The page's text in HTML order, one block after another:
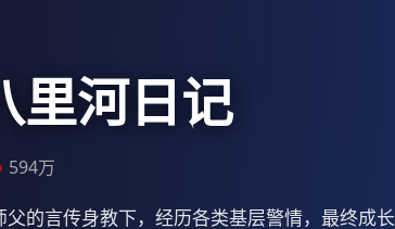
778万
里河日记
594万
的言传身教下，经历各类基层警情，最终成长